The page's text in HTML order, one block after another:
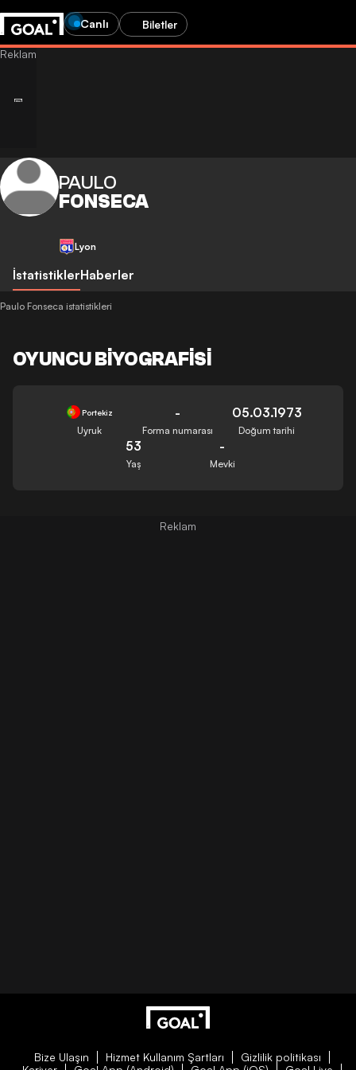
Canlı Biletler
PAULO
FONSECA
Lyon
İstatistiklerHaberler
Paulo Fonseca istatistikleri
OYUNCU BIYOGRAFISI
Portekiz
Uyruk
-
Forma numarası
05.03.1973
Doğum tarihi
53
Yaş
-
Mevki
Bize Ulaşın Hizmet Kullanım Şartları
Gizlilik politikası